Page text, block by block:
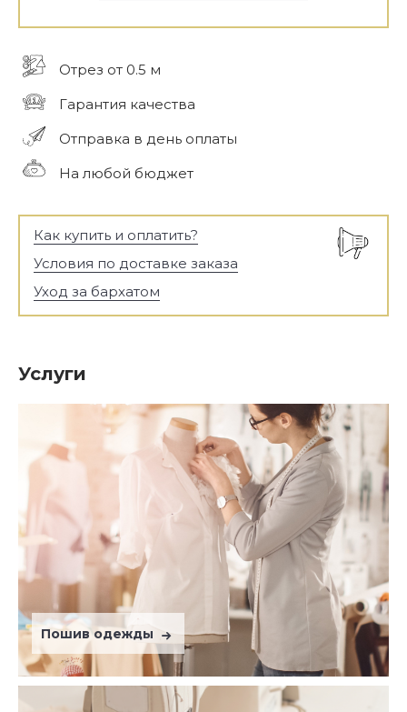
Отрез от 0.5 м
Гарантия качества
Отправка в день оплаты
На любой бюджет
Как купить и оплатить?
Условия по доставке заказа
Уход за бархатом
Услуги
Пошив одежды